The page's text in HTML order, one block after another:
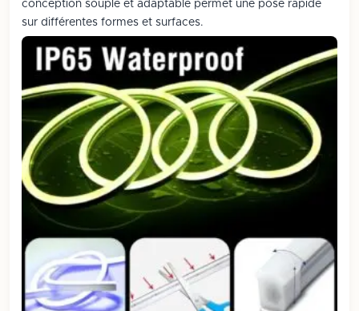
conception souple et adaptable permet une pose rapide
sur différentes formes et surfaces.